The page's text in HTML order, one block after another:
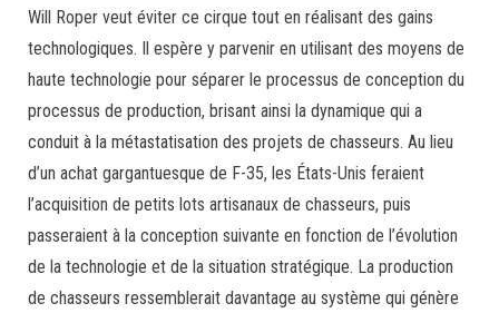
Will Roper veut éviter ce cirque tout en réalisant des gains
technologiques. Il espère y parvenir en utilisant des moyens de
haute technologie pour séparer le processus de conception du
processus de production, brisant ainsi la dynamique qui a
conduit à la métastatisation des projets de chasseurs. Au lieu
d’un achat gargantuesque de F-35, les États-Unis feraient
l’acquisition de petits lots artisanaux de chasseurs, puis
passeraient à la conception suivante en fonction de l’évolution
de la technologie et de la situation stratégique. La production
de chasseurs ressemblerait davantage au système qui génère